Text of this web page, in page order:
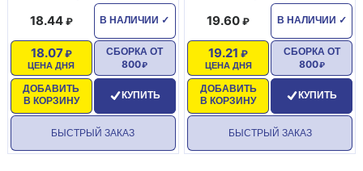
В НАЛИЧИИ ✓
18.44
ЦЕНА ДНЯ
18.07
ДОБАВИТЬ
В КОРЗИНУ
СБОРКА ОТ
800
КУПИТЬ
БЫСТРЫЙ ЗАКАЗ
В НАЛИЧИИ ✓
19.60
ЦЕНА ДНЯ
19.21
ДОБАВИТЬ
В КОРЗИНУ
СБОРКА ОТ
800
КУПИТЬ
БЫСТРЫЙ ЗАКАЗ